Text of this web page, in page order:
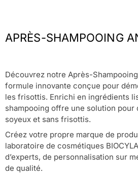
APRÈS-SHAMPOOING
Découvrez notre Après-
formule innovante conçue pour
les frisottis. Enrichi en ingrédients
shampooing offre une solution pour
soyeux et sans frisottis.
Créez votre propre marque de
laboratoire de cosmétiques
d’experts, de personnalisation sur
de qualité.